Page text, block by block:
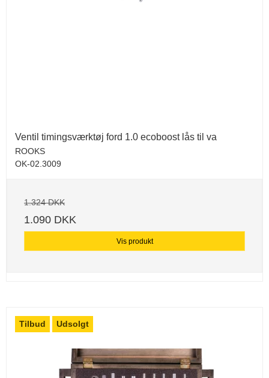
Ventil timingsværktøj ford 1.0 ecoboost lås til va
ROOKS
OK-02.3009
1.324 DKK
1.090 DKK
Vis produkt
Tilbud Udsolgt